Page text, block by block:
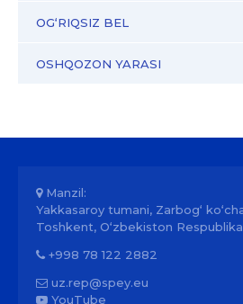
OG‘RIQSIZ BEL
OSHQOZON YARASI
Manzil:
Yakkasaroy tumani, Zarbog‘
Toshkent, O‘zbekiston
+998 78 122 2882
uz.rep@spey.eu
YouTube